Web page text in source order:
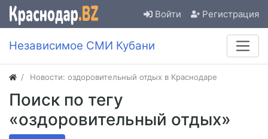
Войти Регистрация
Независимое СМИ Кубани
Новости: оздоровительный отдых в Краснодаре
Поиск по тегу
«оздоровительный отдых»